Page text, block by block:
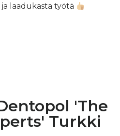
laadukasta työtä
'The
Turkki